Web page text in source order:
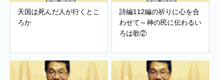
天国は死んだ人が行くとこ
ろか
詩編112編の祈りに心を合
わせて～神の民に伝わるい
ろは歌②